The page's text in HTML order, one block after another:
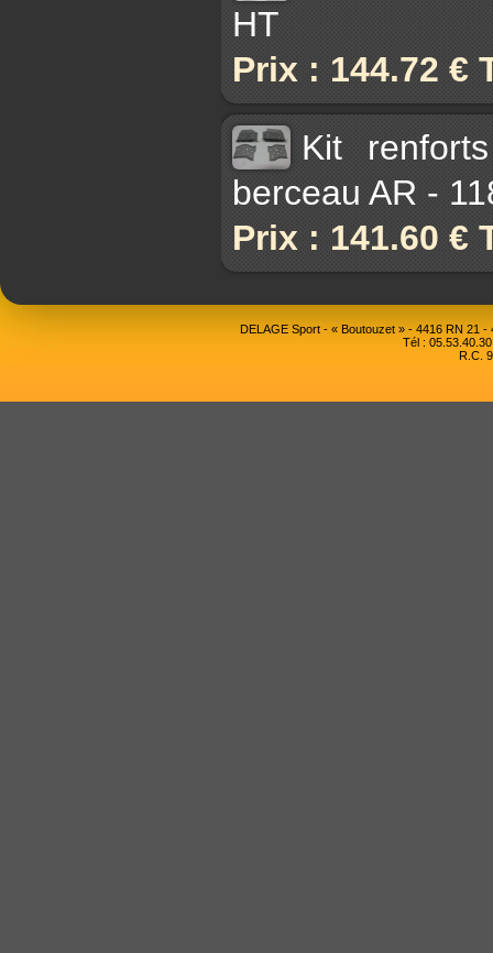
HT
Prix : 144.72 €
Kit
berceau AR -
Prix : 141.60 €
DELAGE Sport - « Boutouzet » - 4416 RN 21
Tél :
R.C.